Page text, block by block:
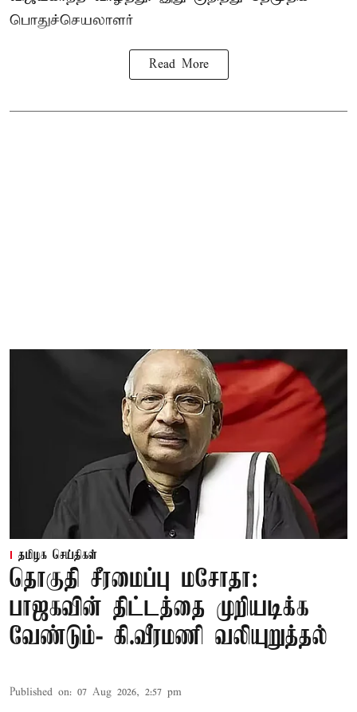
பொதுச்செயலாளர்
Read More
தமிழக செய்திகள்
தொகுதி சீரமைப்பு மசோதா:
பாஜகவின் திட்டத்தை முறியடிக்க
வேண்டும்- கி.வீரமணி வலியுறுத்தல்
Published on: 07 Aug 2026, 2:57 pm